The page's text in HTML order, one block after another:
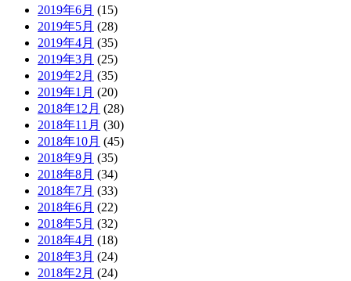
2019年6月 (15)
2019年5月 (28)
2019年4月 (35)
2019年3月 (25)
2019年2月 (35)
2019年1月 (20)
2018年12月 (28)
2018年11月 (30)
2018年10月 (45)
2018年9月 (35)
2018年8月 (34)
2018年7月 (33)
2018年6月 (22)
2018年5月 (32)
2018年4月 (18)
2018年3月 (24)
2018年2月 (24)